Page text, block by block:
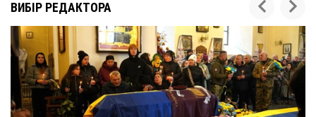
ВИБІР РЕДАКТОРА